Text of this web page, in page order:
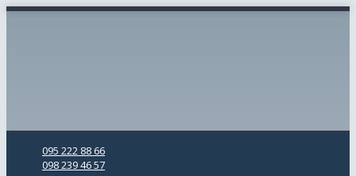
095 222 88 66
098 239 46 57